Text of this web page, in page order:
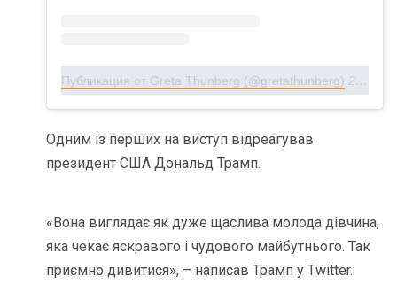
Публикация от Greta Thunberg (@gretathunberg) 23 Сен 2019 в 8:40 PDT
Одним із перших на виступ відреагував
президент США Дональд Трамп.
«Вона виглядає як дуже щаслива молода дівчина,
яка чекає яскравого і чудового майбутнього. Так
приємно дивитися», – написав Трамп у Twitter.